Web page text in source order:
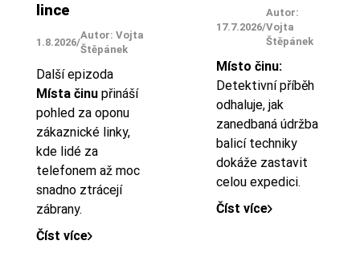
lince
1.8.2026/
Autor: Vojta
Štěpánek
Další epizoda
Místa činu přináší
pohled za oponu
zákaznické linky,
kde lidé za
telefonem až moc
snadno ztrácejí
zábrany.
Číst více
17.7.2026/
Autor:
Vojta
Štěpánek
Místo činu:
Detektivní příběh
odhaluje, jak
zanedbaná údržba
balicí techniky
dokáže zastavit
celou expedici.
Číst více